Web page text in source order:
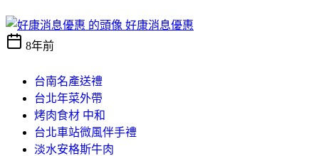
好康消息優惠
8年前
台南名產送禮
台北年菜外帶
烤肉食材 中和
台北車站微風伴手禮
淡水安格斯牛肉